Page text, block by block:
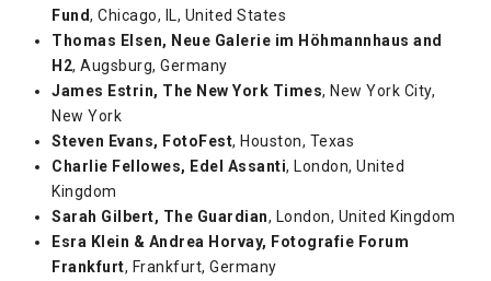
Fund, Chicago, IL, United States
Thomas Elsen, Neue Galerie im Höhmannhaus and
H2, Augsburg, Germany
James Estrin, The New York Times, New York City,
New York
Steven Evans, FotoFest, Houston, Texas
Charlie Fellowes, Edel Assanti, London, United
Kingdom
Sarah Gilbert, The Guardian, London, United Kingdom
Esra Klein & Andrea Horvay, Fotografie Forum
Frankfurt, Frankfurt, Germany